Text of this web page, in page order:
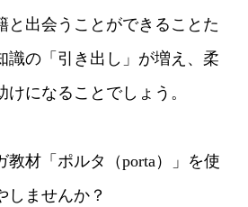
と出会うことができることた
識の「引き出し」が増え、柔
になることでしょう。
材「ポルタ（porta）」を使
しませんか？